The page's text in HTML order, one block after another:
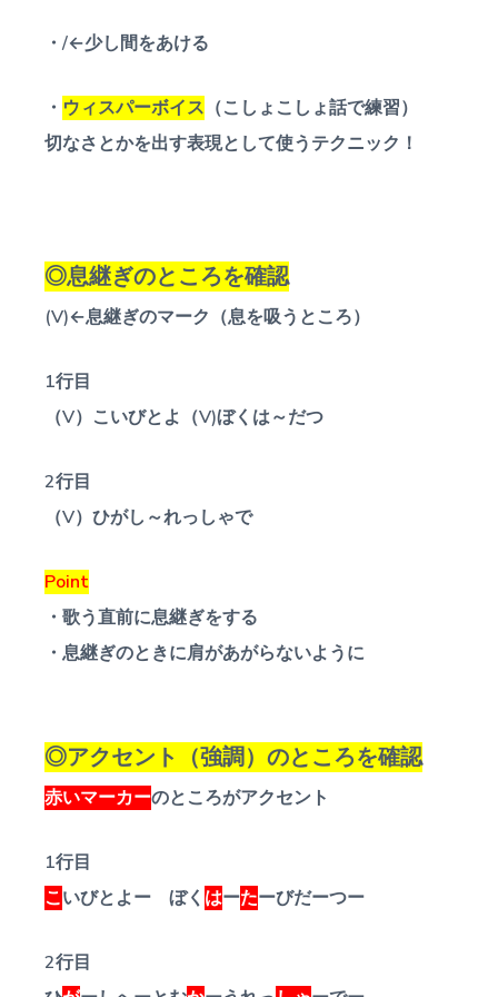
・/←少し間をあける
・ ウィスパーボイス （こしょこしょ話で練習）
切なさとかを出す表現として使うテクニック！
◎息継ぎのところを確認
(V)←息継ぎのマーク（息を吸うところ）
1行目
（V）こいびとよ（V)ぼくは～だつ
2行目
（V）ひがし～れっしゃで
Point
・歌う直前に息継ぎをする
・息継ぎのときに肩があがらないように
◎アクセント（強調）のところを確認
赤いマーカーのところがアクセント
1行目
こいびとよー ぼく はーたーびだーつー
2行目